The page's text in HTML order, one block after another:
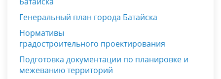
Генеральный план города Батайска
Нормативы
градостроительного проектирования
Подготовка документации по планировке и
межеванию территорий